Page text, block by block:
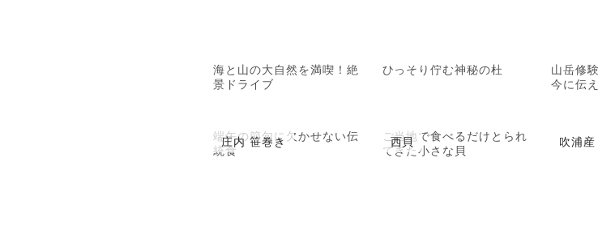
海と山の大自然を満喫！絶
景ドライブ
ひっそり佇む神秘の杜
山岳修
今に伝
庄内 笹巻き
端午の節句に欠かせない伝
統食
西貝
ご当地で食べるだけとられ
てきた小さな貝
吹浦